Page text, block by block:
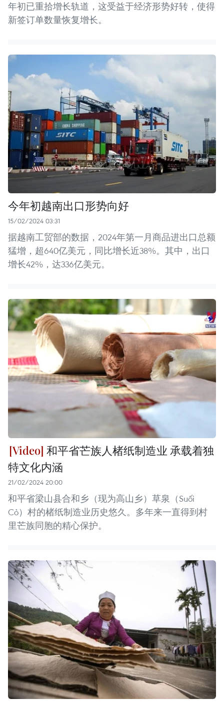
年初已重拾增长轨道，这受益于经济形势好转，使得
新签订单数量恢复增长。
今年初越南出口形势向好
15/02/2024 03:31
据越南工贸部的数据，2024年第一月商品进出口总额
猛增，超640亿美元，同比增长近38%。其中，出口
增长42%，达336亿美元。
和平省芒族人楮纸制造业 承载着独
特文化内涵
21/02/2024 20:00
和平省梁山县合和乡（现为高山乡）草泉（Suối
Cỏ）村的楮纸制造业历史悠久。多年来一直得到村
里芒族同胞的精心保护。